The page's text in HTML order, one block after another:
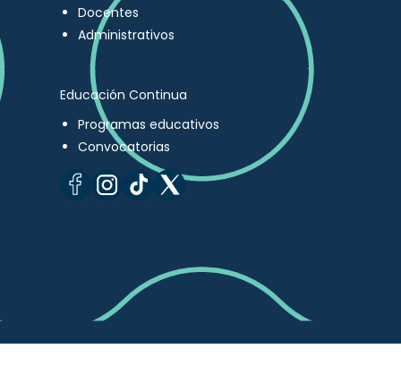
Docentes
Administrativos
Educación Continua
Programas educativos
Convocatorias